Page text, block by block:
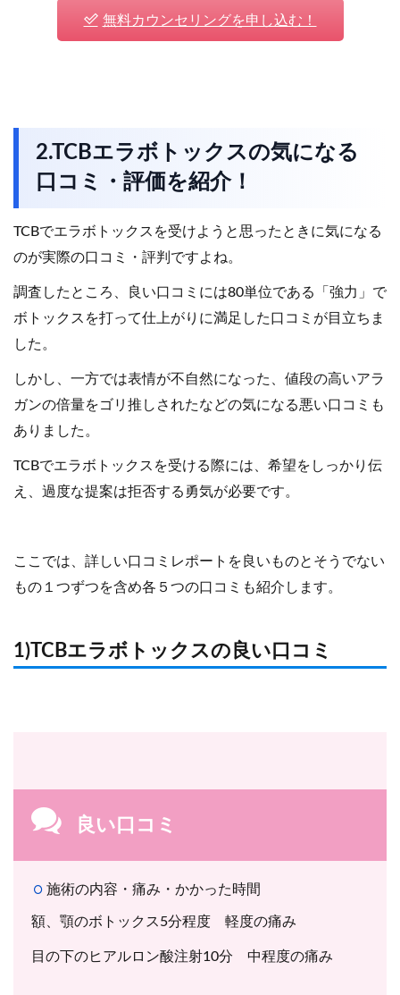
無料カウンセリングを申し込む！
2.TCBエラボトックスの気になる
口コミ・評価を紹介！
TCBでエラボトックスを受けようと思ったときに気になる
のが実際の口コミ・評判ですよね。
調査したところ、良い口コミには80単位である「強力」で
ボトックスを打って仕上がりに満足した口コミが目立ちま
した。
しかし、一方では表情が不自然になった、値段の高いアラ
ガンの倍量をゴリ推しされたなどの気になる悪い口コミも
ありました。
TCBでエラボトックスを受ける際には、希望をしっかり伝
え、過度な提案は拒否する勇気が必要です。
ここでは、詳しい口コミレポートを良いものとそうでない
もの１つずつを含め各５つの口コミも紹介します。
1)TCBエラボトックスの良い口コミ
良い口コミ
施術の内容・痛み・かかった時間
額、顎のボトックス5分程度 軽度の痛み
目の下のヒアルロン酸注射10分 中程度の痛み